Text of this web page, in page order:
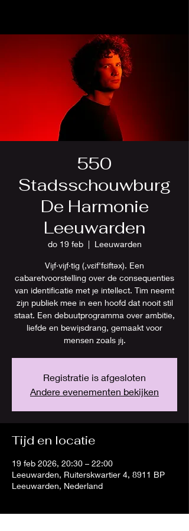
550
Stadsschouwburg
De Harmonie
Leeuwarden
do 19 feb
  |
Leeuwarden
Vijf·vijf·tig (,vɛif'fɛiftəx). Een
cabaretvoorstelling over de consequenties
van identificatie met je intellect. Tim neemt
zijn publiek mee in een hoofd dat nooit stil
staat. Een debuutprogramma over ambitie,
liefde en bewijsdrang, gemaakt voor
mensen zoals jij.
Registratie is afgesloten
Andere evenementen bekijken
Tijd en locatie
19 feb 2026, 20:30 – 22:00
Leeuwarden, Ruiterskwartier 4, 8911 BP
Leeuwarden, Nederland